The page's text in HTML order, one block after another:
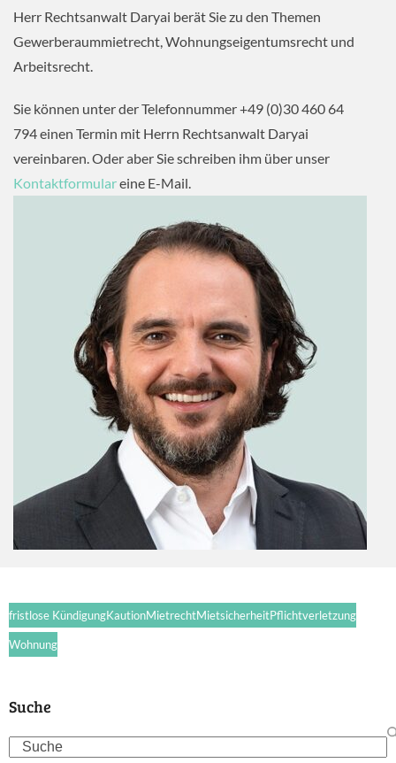
Herr Rechtsanwalt Daryai berät Sie zu den Themen
Gewerberaummietrecht, Wohnungseigentumsrecht und
Arbeitsrecht.
Sie können unter der Telefonnummer +49 (0)30 460 64
794 einen Termin mit Herrn Rechtsanwalt Daryai
vereinbaren. Oder aber Sie schreiben ihm über unser
Kontaktformulareine E-Mail.
fristlose KündigungKautionMietrechtMietsicherheitPflichtverletzung
Wohnung
Suche
Search